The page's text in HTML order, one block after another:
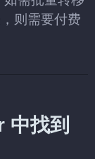
则需要付费
中找到